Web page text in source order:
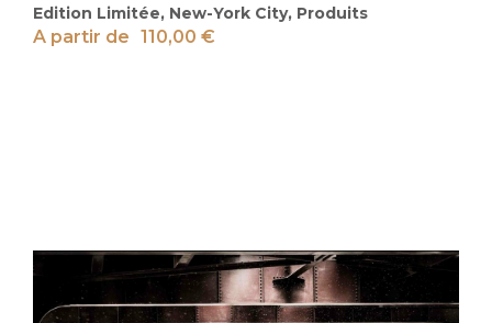
Edition Limitée, New-York City, Produits
A partir de 110,00 €